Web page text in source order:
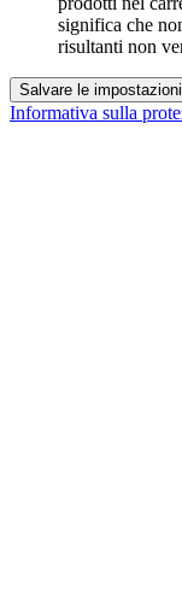
significa che
risultanti non
Salvare le impostazioni
Informativa sulla